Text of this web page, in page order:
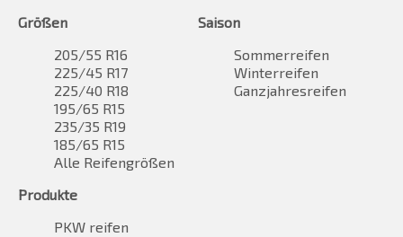
Größen
205/55 R16
225/45 R17
225/40 R18
195/65 R15
235/35 R19
185/65 R15
Alle Reifengrößen
Saison
Sommerreifen
Winterreifen
Ganzjahresreifen
Produkte
PKW reifen